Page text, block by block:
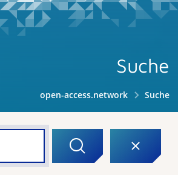
Suche
open-access.network Suche